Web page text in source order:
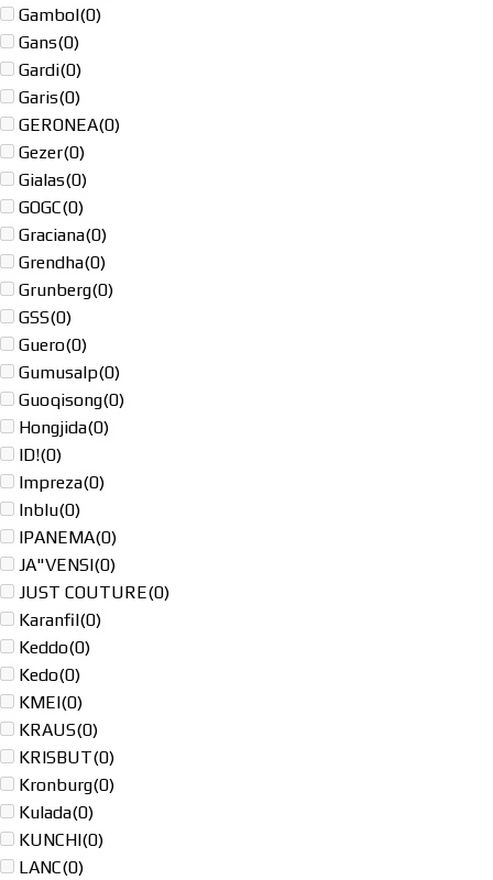
Gambol(0)
Gans(0)
Gardi(0)
Garis(0)
GERONEA(0)
Gezer(0)
Gialas(0)
GOGC(0)
Graciana(0)
Grendha(0)
Grunberg(0)
GSS(0)
Guero(0)
Gumusalp(0)
Guoqisong(0)
Hongjida(0)
ID!(0)
Impreza(0)
Inblu(0)
IPANEMA(0)
JA"VENSI(0)
JUST COUTURE(0)
Karanfil(0)
Keddo(0)
Kedo(0)
KMEI(0)
KRAUS(0)
KRISBUT(0)
Kronburg(0)
Kulada(0)
KUNCHI(0)
LANC(0)